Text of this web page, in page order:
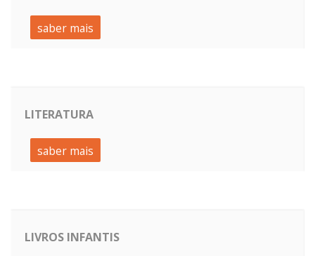
saber mais
LITERATURA
saber mais
LIVROS INFANTIS